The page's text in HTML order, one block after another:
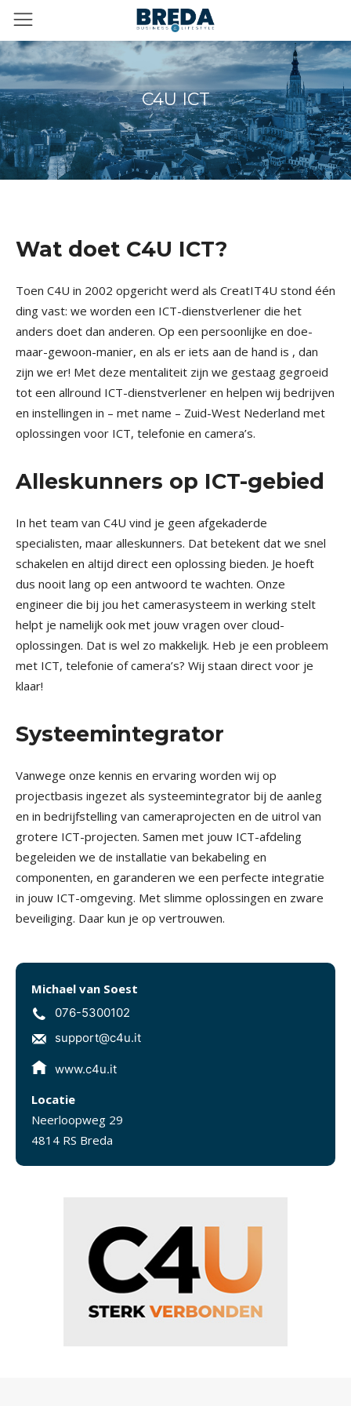
C4U ICT
Wat doet C4U ICT?
Toen C4U in 2002 opgericht werd als CreatIT4U stond één
ding vast: we worden een ICT-dienstverlener die het
anders doet dan anderen. Op een persoonlijke en doe-
maar-gewoon-manier, en als er iets aan de hand is , dan
zijn we er! Met deze mentaliteit zijn we gestaag gegroeid
tot een allround ICT-dienstverlener en helpen wij bedrijven
en instellingen in – met name – Zuid-West Nederland met
oplossingen voor ICT, telefonie en camera’s.
Alleskunners op ICT-gebied
In het team van C4U vind je geen afgekaderde
specialisten, maar alleskunners. Dat betekent dat we snel
schakelen en altijd direct een oplossing bieden. Je hoeft
dus nooit lang op een antwoord te wachten. Onze
engineer die bij jou het camerasysteem in werking stelt
helpt je namelijk ook met jouw vragen over cloud-
oplossingen. Dat is wel zo makkelijk. Heb je een probleem
met ICT, telefonie of camera’s? Wij staan direct voor je
klaar!
Systeemintegrator
Vanwege onze kennis en ervaring worden wij op
projectbasis ingezet als systeemintegrator bij de aanleg
en in bedrijfstelling van cameraprojecten en de uitrol van
grotere ICT-projecten. Samen met jouw ICT-afdeling
begeleiden we de installatie van bekabeling en
componenten, en garanderen we een perfecte integratie
in jouw ICT-omgeving. Met slimme oplossingen en zware
beveiliging. Daar kun je op vertrouwen.
Michael van Soest
076-5300102
support@c4u.it
www.c4u.it
Locatie
Neerloopweg 29
4814 RS Breda